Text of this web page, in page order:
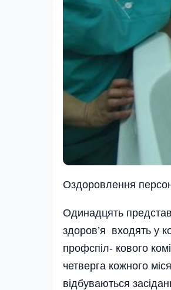
Оздоровлення
Одинадцять
здоров’я входять у
профспіл- кового
четверга кожного
відбуваються